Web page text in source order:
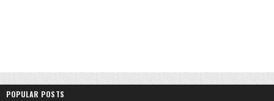
POPULAR POSTS